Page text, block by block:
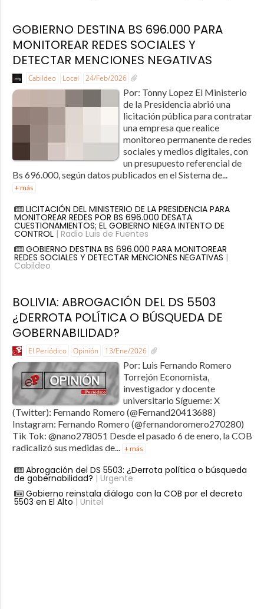
GOBIERNO DESTINA BS 696.000 PARA
MONITOREAR REDES SOCIALES Y
DETECTAR MENCIONES NEGATIVAS
Cabildeo Local 24/Feb/2026
Por: Tonny Lopez El Ministerio
de la Presidencia abrió una
licitación pública para contratar
una empresa que realice
monitoreo permanente de redes
sociales y medios digitales, con
un presupuesto referencial de
Bs 696.000, según datos publicados en el Sistema de...
+ más
LICITACIÓN DEL MINISTERIO DE LA PRESIDENCIA PARA
MONITOREAR REDES POR BS 696.000 DESATA
CUESTIONAMIENTOS; EL GOBIERNO NIEGA INTENTO DE
CONTROL| Radio Luis de Fuentes
GOBIERNO DESTINA BS 696.000 PARA MONITOREAR
REDES SOCIALES Y DETECTAR MENCIONES NEGATIVAS |
Cabildeo
BOLIVIA: ABROGACIÓN DEL DS 5503
¿DERROTA POLÍTICA O BÚSQUEDA DE
GOBERNABILIDAD?
El Periódico Opinión 13/Ene/2026
Por: Luis Fernando Romero
Torrejón Economista,
investigador y docente
universitario Sígueme: X
(Twitter): Fernando Romero (@Fernand20413688)
Instagram: Fernando Romero (@fernandoromero270280)
Tik Tok: @nano278051 Desde el pasado 6 de enero, la COB
radicalizó sus medidas de... + más
Abrogación del DS 5503: ¿Derrota política o búsqueda
de gobernabilidad? | Urgente
Gobierno reinstala diálogo con la COB por el decreto
5503 en El Alto | Unitel